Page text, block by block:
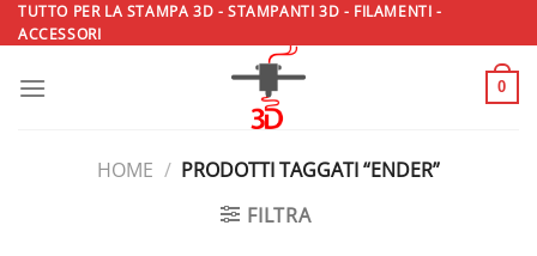
Salta
ai
TUTTO PER LA STAMPA 3D - STAMPANTI 3D - FILAMENTI -
ACCESSORI
0
HOME / PRODOTTI TAGGATI “ENDER”
FILTRA